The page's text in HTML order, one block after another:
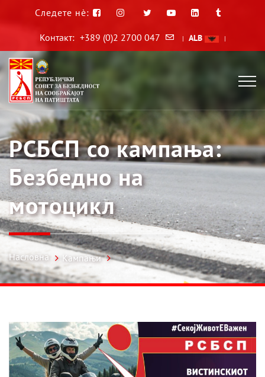
Следете нè:
Контакт: +389 (0)2 2700 047 | ALB |
РСБСП со кампања:
Безбедно на
мотоцикл
Насловна Кампањи